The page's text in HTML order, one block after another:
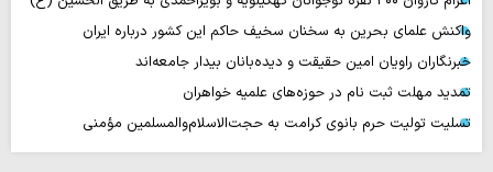
واکنش علمای بحرین به سخنان سخیف حاکم این کشور درباره ایران
خبرنگاران راویان امین حقیقت و دیده‌بانان بیدار جامعه‌اند
تمدید مهلت ثبت نام در حوزه‌های علمیه خواهران
تسلیت تولیت حرم بانوی کرامت به حجت‌الاسلام‌والمسلمین مؤمنی